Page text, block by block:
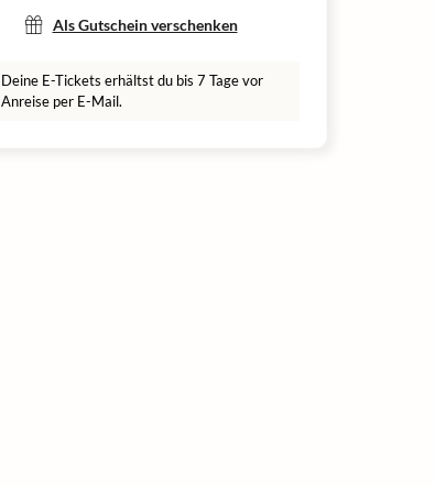
Als Gutschein verschenken
Deine E-Tickets erhältst du bis 7 Tage vor
Anreise per E-Mail.